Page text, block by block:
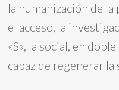
la humanización de
el acceso, la
«S», la social, en
capaz de regenerar la